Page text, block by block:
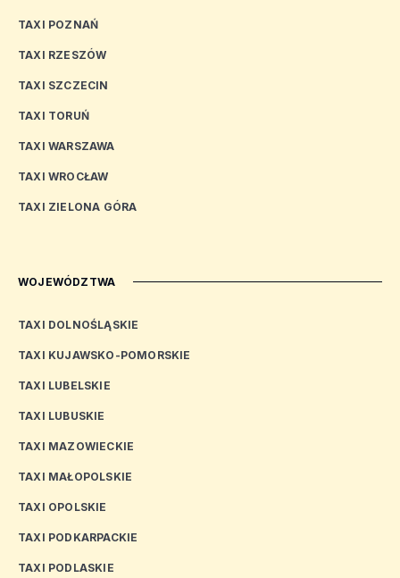
TAXI POZNAŃ
TAXI RZESZÓW
TAXI SZCZECIN
TAXI TORUŃ
TAXI WARSZAWA
TAXI WROCŁAW
TAXI ZIELONA GÓRA
WOJEWÓDZTWA
TAXI DOLNOŚLĄSKIE
TAXI KUJAWSKO-POMORSKIE
TAXI LUBELSKIE
TAXI LUBUSKIE
TAXI MAZOWIECKIE
TAXI MAŁOPOLSKIE
TAXI OPOLSKIE
TAXI PODKARPACKIE
TAXI PODLASKIE